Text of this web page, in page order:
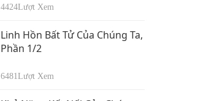
4424Lượt Xem
Linh Hồn Bất Tử Của Chúng Ta,
Phần 1/2
6481Lượt Xem